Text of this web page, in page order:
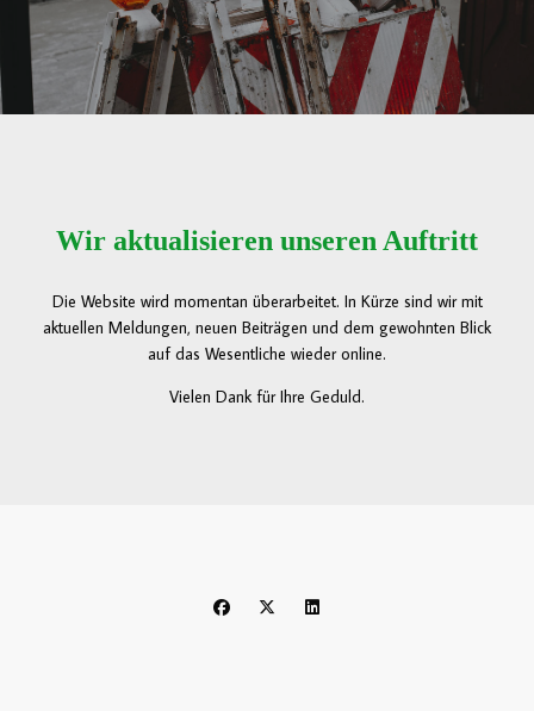
Wir aktualisieren unseren Auftritt
Die Website wird momentan überarbeitet. In Kürze sind wir mit
aktuellen Meldungen, neuen Beiträgen und dem gewohnten Blick
auf das Wesentliche wieder online.
Vielen Dank für Ihre Geduld.